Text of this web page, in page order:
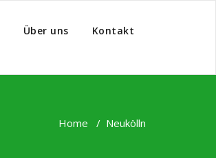
Über uns Kontakt
Home / Neukölln